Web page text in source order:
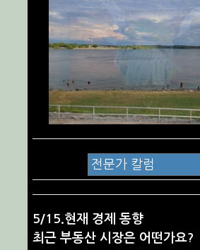
5/15.현재 경제 동향
최근 부동산 시장은 어떤가요?